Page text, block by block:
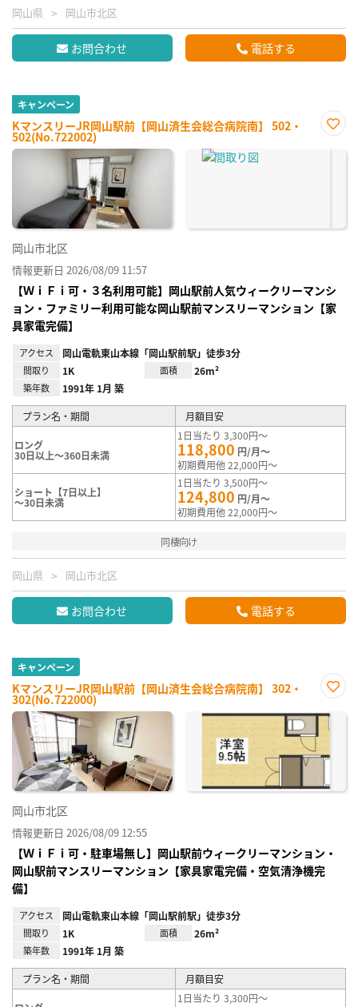
岡山県 岡山市北区
お問合わせ 電話する
キャンペーン
KマンスリーJR岡山駅前【岡山済生会総合病院南】 502・
502(No.722002)
に入
岡山市北区
情報更新日 2026/08/09 11:57
【ＷｉＦｉ可・３名利用可能】岡山駅前人気ウィークリーマンシ
ョン・ファミリー利用可能な岡山駅前マンスリーマンション【家
具家電完備】
アクセス 岡山電軌東山本線「岡山駅前駅」徒歩3分
間取り 1K 面積 26m²
築年数 1991年 1月 築
プラン名・期間 月額目安
ロング
30日以上～360日未満
1日当たり 3,300円～
118,800 円/月～
初期費用他 22,000円～
ショート【7日以上】
～30日未満
1日当たり 3,500円～
124,800 円/月～
初期費用他 22,000円～
同棲向け
岡山県 岡山市北区
お問合わせ 電話する
キャンペーン
KマンスリーJR岡山駅前【岡山済生会総合病院南】 302・
302(No.722000)
に入
り登
岡山市北区
情報更新日 2026/08/09 12:55
【ＷｉＦｉ可・駐車場無し】岡山駅前ウィークリーマンション・
岡山駅前マンスリーマンション【家具家電完備・空気清浄機完
備】
アクセス 岡山電軌東山本線「岡山駅前駅」徒歩3分
間取り 1K 面積 26m²
築年数 1991年 1月 築
プラン名・期間 月額目安
1日当たり 3,300円～